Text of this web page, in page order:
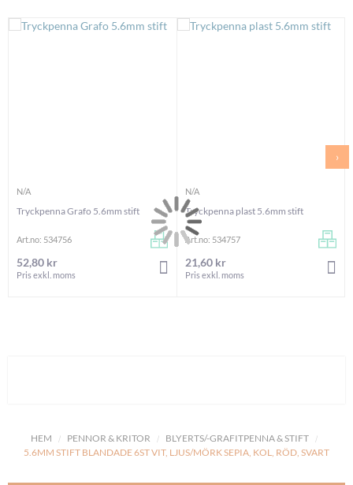
HEM PENNOR & KRITOR
BLYERTS/-GRAFITPENNA & STIFT
5.6MM STIFT BLANDADE 6ST VIT, LJUS/MÖRK SEPIA, KOL, RÖD, SVART
N/A
Tryckpenna Grafo 5.6mm stift
Art.no: 534756
52,80 kr
Pris exkl. moms
LÄGG I VARUKORGEN
N/A
Tryckpenna plast 5.6mm stift
Art.no: 534757
21,60 kr
Pris exkl. moms
›